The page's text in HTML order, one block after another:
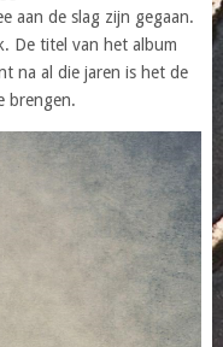
aan de slag zijn gegaan.
De titel van het album
na al die jaren is het de
brengen.